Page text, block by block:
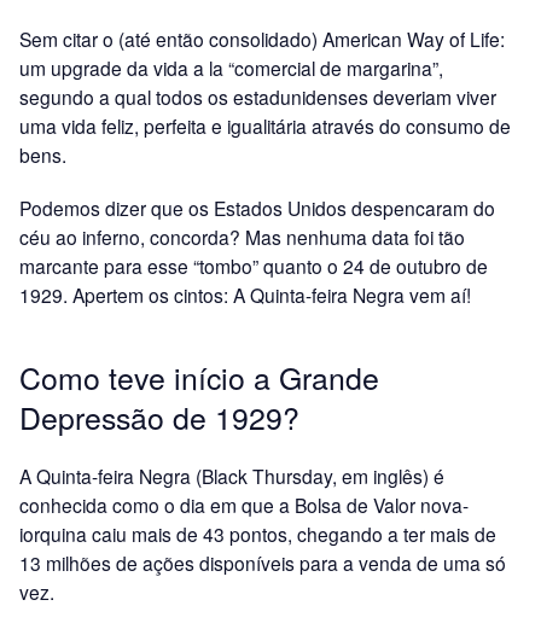
Sem citar o (até então consolidado) American Way of Life:
um upgrade da vida a la “comercial de margarina”,
segundo a qual todos os estadunidenses deveriam viver
uma vida feliz, perfeita e igualitária através do consumo de
bens.
Podemos dizer que os Estados Unidos despencaram do
céu ao inferno, concorda? Mas nenhuma data foi tão
marcante para esse “tombo” quanto o 24 de outubro de
1929. Apertem os cintos: A Quinta-feira Negra vem aí!
Como teve início a Grande
Depressão de 1929?
A Quinta-feira Negra (Black Thursday, em inglês) é
conhecida como o dia em que a Bolsa de Valor nova-
iorquina caiu mais de 43 pontos, chegando a ter mais de
13 milhões de ações disponíveis para a venda de uma só
vez.